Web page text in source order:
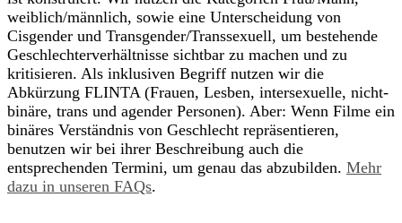
weiblich/männlich, sowie eine Unterscheidung von
Cisgender und Transgender/Transsexuell, um bestehende
Geschlechterverhältnisse sichtbar zu machen und zu
kritisieren. Als inklusiven Begriff nutzen wir die
Abkürzung FLINTA (Frauen, Lesben, intersexuelle, nicht-
binäre, trans und agender Personen). Aber: Wenn Filme ein
binäres Verständnis von Geschlecht repräsentieren,
benutzen wir bei ihrer Beschreibung auch die
entsprechenden Termini, um genau das abzubilden. Mehr
dazu in unseren FAQs.